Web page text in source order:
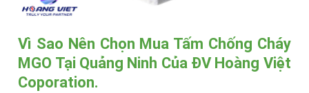
Vì Sao Nên Chọn Mua Tấm Chống Cháy
MGO Tại Quảng Ninh Của ĐV Hoàng Việt
Coporation.